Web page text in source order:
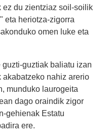
ez du zientziaz soil-soilik
eta heriotza-zigorra
omen luke eta
guztiak baliatu izan
nahiz arerio
munduko laurogeita
dago oraindik zigor
gehienak Estatu
ere.